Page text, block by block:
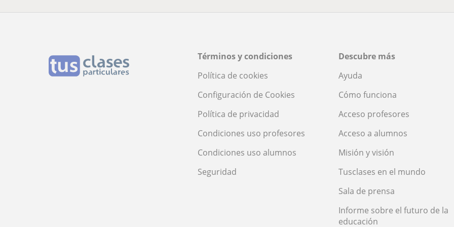
Términos y condiciones
Política de cookies
Configuración de Cookies
Política de privacidad
Condiciones uso profesores
Condiciones uso alumnos
Seguridad
Descubre más
Ayuda
Cómo funciona
Acceso profesores
Acceso a alumnos
Misión y visión
Tusclases en el mundo
Sala de prensa
Informe sobre el futuro de la
educación